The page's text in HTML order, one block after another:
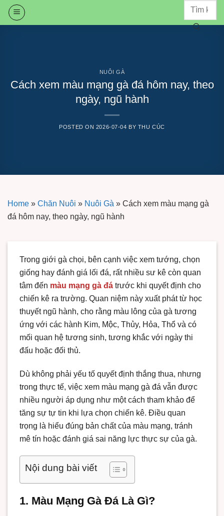
Skip
NUÔI GÀ
Cách xem màu mạng gà đá hôm nay, theo
ngày, ngũ hành
POSTED ON 2026-07-04 BY THU CÚC
Home » Chăn Nuôi » Nuôi Gà » Cách xem màu mạng gà
đá hôm nay, theo ngày, ngũ hành
Trong giới gà chọi, bên cạnh việc xem tướng, chọn
giống hay đánh giá lối đá, rất nhiều sư kê còn quan
tâm đến màu mạng gà đá trước khi quyết định cho
chiến kê ra trường. Quan niệm này xuất phát từ học
thuyết ngũ hành, cho rằng màu lông của gà tương
ứng với các hành Kim, Mộc, Thủy, Hỏa, Thổ và có
mối quan hệ tương sinh, tương khắc với ngày thi
đấu hoặc đối thủ.
Dù không phải yếu tố quyết định thắng thua, nhưng
trong thực tế, việc xem màu mạng gà đá vẫn được
nhiều người áp dụng như một cách tham khảo để
tăng sự tự tin khi lựa chọn chiến kê. Điều quan
trọng là hiểu đúng bản chất của màu mạng, tránh
mê tín hoặc đánh giá sai năng lực thực sự của gà.
Nội dung bài viết
1. Màu Mạng Gà Đá Là Gì?